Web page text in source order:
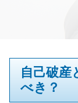
自己破産
べき？